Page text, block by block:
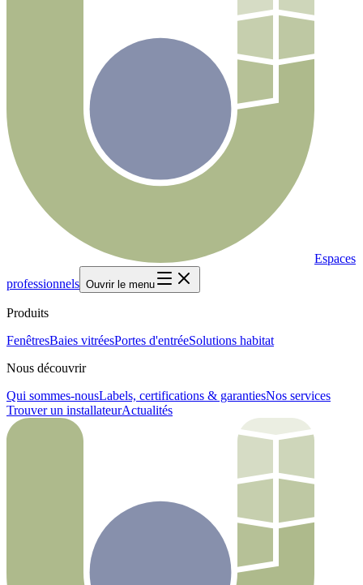
Espaces
professionnels Ouvrir le menu
Produits
FenêtresBaies vitréesPortes d'entréeSolutions habitat
Nous découvrir
Qui sommes-nousLabels, certifications & garantiesNos services
Trouver un installateurActualités